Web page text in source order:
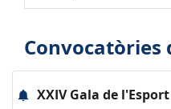
Convocatòries
XXIV Gala de